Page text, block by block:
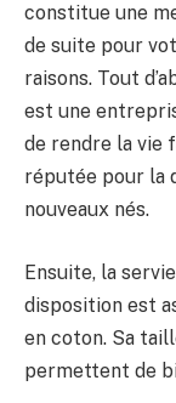
constitue une
de suite pour
raisons. Tout
est une
de rendre la vie
réputée pour la
nouveaux nés.
Ensuite, la
disposition est
en coton. Sa
permettent de